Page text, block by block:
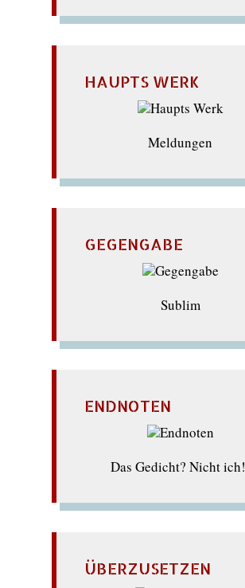
HAUPTS WERK
Meldungen
GEGENGABE
Sublim
ENDNOTEN
Das Gedicht? Nicht ich!
ÜBERZUSETZEN